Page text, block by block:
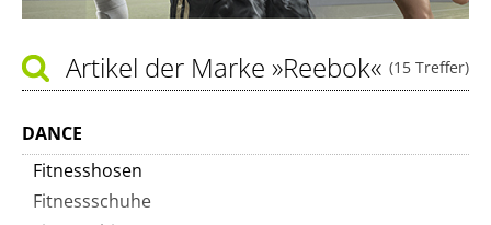
(15 Treffer)
Artikel der Marke »Reebok«
DANCE
Fitnesshosen
Fitnessschuhe